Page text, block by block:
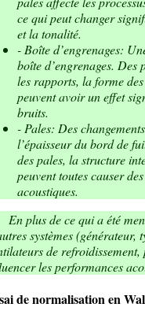
ce qui peut changer
et la tonalité.
- Boîte d’engrenages:
boîte d’engrenages. Des
les rapports, la forme
peuvent avoir un effet
bruits.
- Pales: Des
l’épaisseur du bord de
des pales, la structure
peuvent toutes causer
acoustiques.
plus de ce qui a été
systèmes
de
les performances
denormalisationen